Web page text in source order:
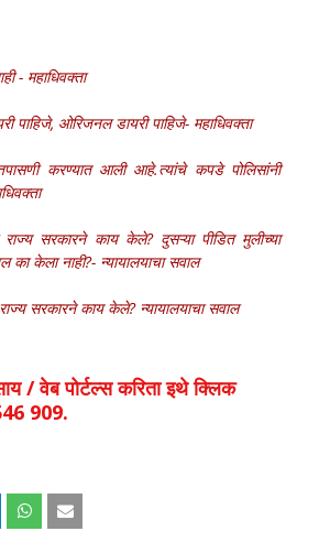
- महाधिवक्ता
पाहिजे, ओरिजनल डायरी पाहिजे- महाधिवक्ता
तपासणी करण्यात आली आहे.त्यांचे कपडे पोलिसांनी
राज्य सरकारने काय केले? दुसऱ्या पीडित मुलीच्या
का केला नाही?- न्यायालयाचा सवाल
सरकारने काय केले? न्यायालयाचा सवाल
/ वेब पोर्टल्स करिता इथे क्लिक
909.